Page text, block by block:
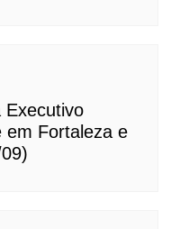
Executivo
em Fortaleza e